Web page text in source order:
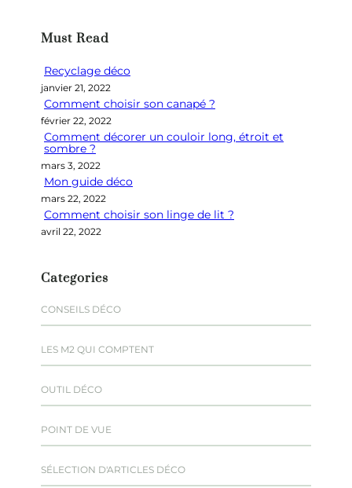
e
c
h
e
Must Read
Recyclage déco
janvier 21, 2022
Comment choisir son canapé ?
février 22, 2022
Comment décorer un couloir long, étroit et
sombre ?
mars 3, 2022
Mon guide déco
mars 22, 2022
Comment choisir son linge de lit ?
avril 22, 2022
Categories
CONSEILS DÉCO
LES M2 QUI COMPTENT
OUTIL DÉCO
POINT DE VUE
SÉLECTION D'ARTICLES DÉCO